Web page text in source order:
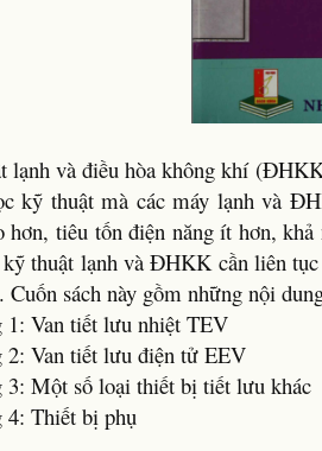
lạnh và điều hòa không khí
kỹ thuật mà các máy lạnh và
hơn, tiêu tốn điện năng ít hơn,
thuật lạnh và ĐHKK cần liên
Cuốn sách này gồm những nội
1: Van tiết lưu nhiệt TEV
2: Van tiết lưu điện tử EEV
3: Một số loại thiết bị tiết lưu khác
4: Thiết bị phụ